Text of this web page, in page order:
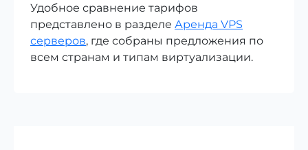
Удобное сравнение тарифов
представлено в разделе Аренда VPS
серверов, где собраны предложения по
всем странам и типам виртуализации.